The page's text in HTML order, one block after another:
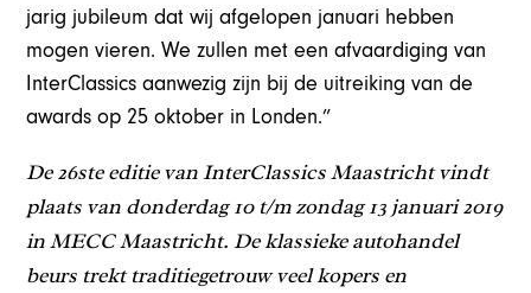
jarig jubileum dat wij afgelopen januari hebben
mogen vieren. We zullen met een afvaardiging van
InterClassics aanwezig zijn bij de uitreiking van de
awards op 25 oktober in Londen.”
De 26ste editie van InterClassics Maastricht vindt
plaats van donderdag 10 t/m zondag 13 januari 2019
in MECC Maastricht. De klassieke autohandel
beurs trekt traditiegetrouw veel kopers en